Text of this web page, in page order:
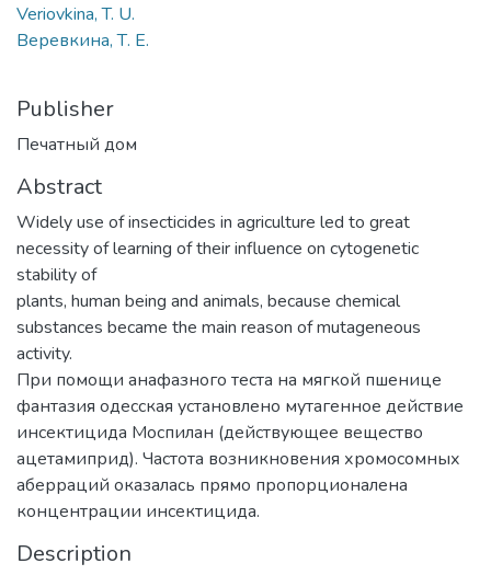
Veriovkina, T. U.
Веревкина, Т. Е.
Publisher
Печатный дом
Abstract
Widely use of insecticides in agriculture led to great
necessity of learning of their influence on cytogenetic
stability of
plants, human being and animals, because chemical
substances became the main reason of mutageneous
activity.
При помощи анафазного теста на мягкой пшенице
фантазия одесская установлено мутагенное действие
инсектицида Моспилан (действующее вещество
ацетамиприд). Частота возникновения хромосомных
аберраций оказалась прямо пропорционалена
концентрации инсектицида.
Description